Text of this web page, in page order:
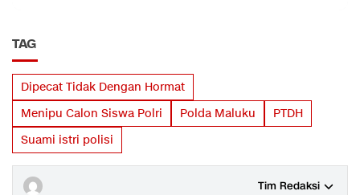
TAG
Dipecat Tidak Dengan Hormat
Menipu Calon Siswa Polri
Polda Maluku
PTDH
Suami istri polisi
Tim Redaksi